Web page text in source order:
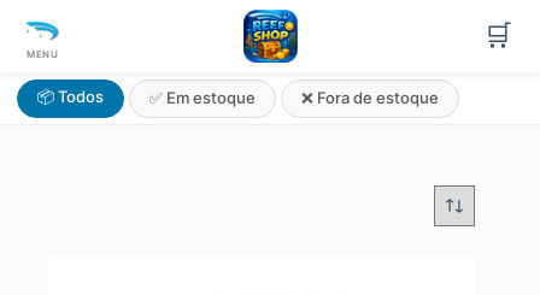
MENU
🛒
📦 Todos ✅ Em estoque ❌ Fora de estoque